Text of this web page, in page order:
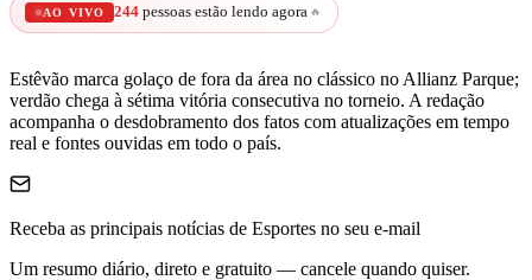
AO VIVO 244 pessoas estão lendo agora 🔥
Estêvão marca golaço de fora da área no clássico no Allianz Parque;
verdão chega à sétima vitória consecutiva no torneio. A redação
acompanha o desdobramento dos fatos com atualizações em tempo
real e fontes ouvidas em todo o país.
Receba as principais notícias de Esportes no seu e-mail
Um resumo diário, direto e gratuito — cancele quando quiser.